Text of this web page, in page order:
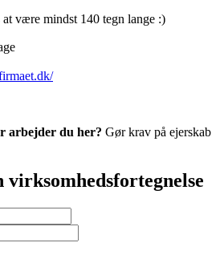
være mindst 140 tegn lange :)
arbejder du her? Gør krav på ejerskab